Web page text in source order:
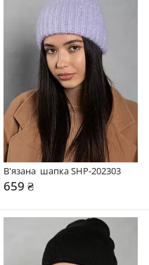
В'язана  шапка SHP-202303
659 ₴